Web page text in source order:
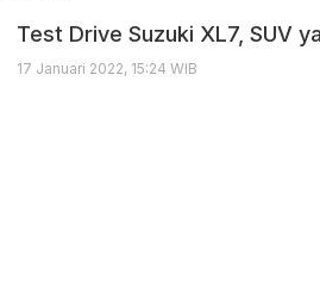
Test Drive Suzuki XL7, SUV
17 Januari 2022, 15:24 WIB